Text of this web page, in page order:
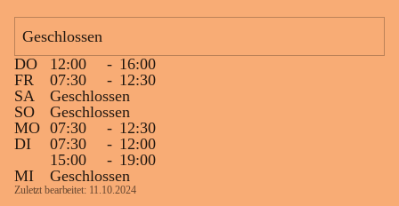
Geschlossen
DO
12:00 - 16:00
FR
07:30 - 12:30
SA
Geschlossen
SO
Geschlossen
MO 07:30 - 12:30
DI
07:30 - 12:00
15:00
- 19:00
MI
Geschlossen
Zuletzt bearbeitet: 11.10.2024